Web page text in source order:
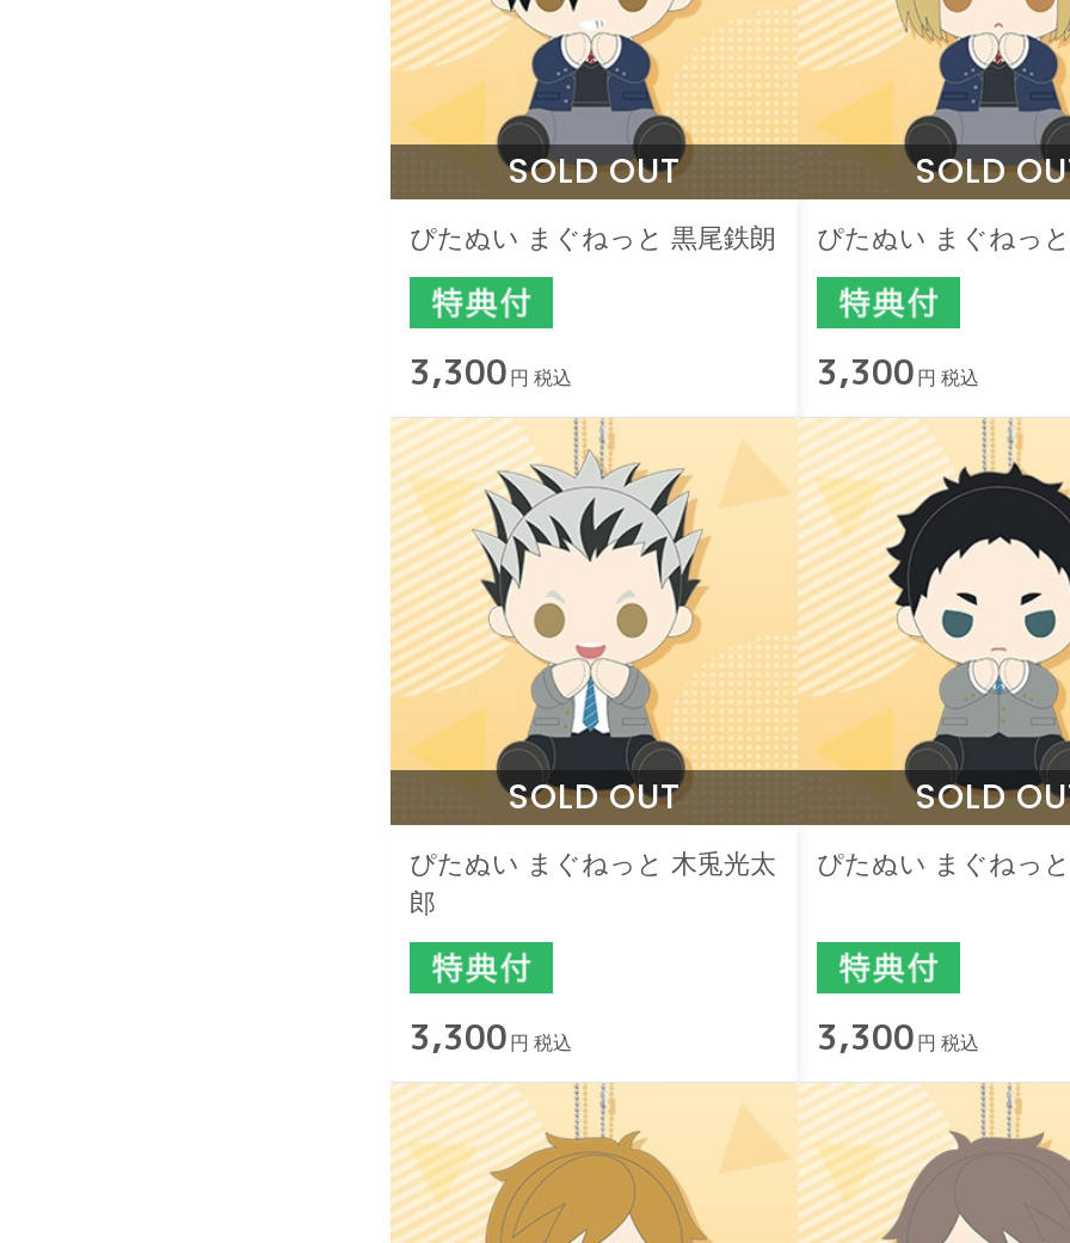
SOLD OUT
ぴたぬい まぐねっと 黒尾鉄朗
3,300 円 税込
SOLD
ぴたぬい まぐねっ
3,300 円 税込
SOLD OUT
ぴたぬい まぐねっと 木兎光太
郎
3,300 円 税込
SOLD
ぴたぬい まぐねっ
3,300 円 税込